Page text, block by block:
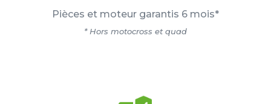
Pièces et moteur garantis 6 mois*
* Hors motocross et quad